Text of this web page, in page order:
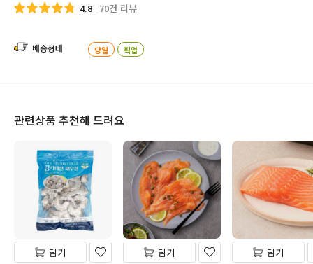
4.8 70건 리뷰
배송형태 당일 픽업
관련상품 추천해 드려요
담기 담기 담기